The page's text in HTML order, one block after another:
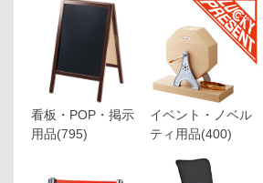
看板・POP・掲示
用品(795)
イベント・ノベル
ティ用品(400)